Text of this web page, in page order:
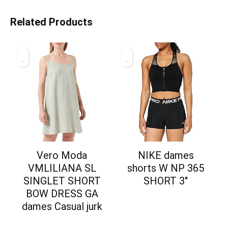
Related Products
Vero Moda
VMLILIANA SL
SINGLET SHORT
BOW DRESS GA
dames Casual jurk
NIKE dames
shorts W NP 365
SHORT 3″